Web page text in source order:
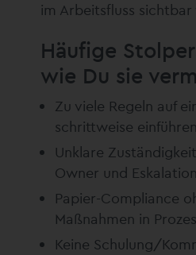
im Arbeitsfluss sichtbar
Häufige
wie Du sie
Zu viele Regeln auf
schrittweise
Unklare
Owner und
Papier-Compliance
Maßnahmen in
Keine Schulung/